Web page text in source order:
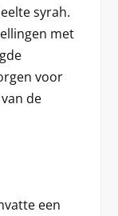
syrah.
met
voor
de
een